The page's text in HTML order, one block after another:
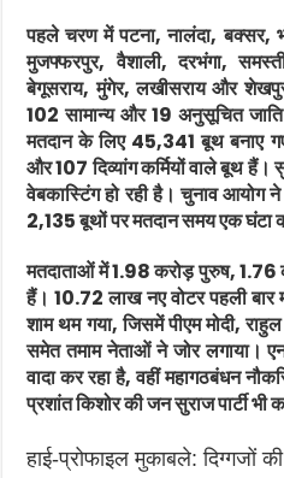
पहले चरण में पटना, नालंदा, बक्सर,
मुजफ्फरपुर, वैशाली, दरभंगा,
बेगूसराय, मुंगेर, लखीसराय और
102 सामान्य और 19 अनुसूचित
मतदान के लिए 45,341 बूथ बनाए
और 107 दिव्यांग कर्मियों वाले बूथ हैं।
वेबकास्टिंग हो रही है। चुनाव आयोग
2,135 बूथों पर मतदान समय एक घंटा
मतदाताओं में 1.98 करोड़ पुरुष,
हैं। 10.72 लाख नए वोटर पहली बार
शाम थम गया, जिसमें पीएम मोदी,
समेत तमाम नेताओं ने जोर लगाया।
वादा कर रहा है, वहीं महागठबंधन
प्रशांत किशोर की जन सुराज पार्टी
हाई-प्रोफाइल मुकाबले: दिग्गजों की